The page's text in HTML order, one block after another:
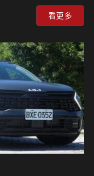
V8雙渦輪增壓引擎
米扭力)，再結合可輸出
秒、電子限速極速
提升至270km/h；在路
…
看更多